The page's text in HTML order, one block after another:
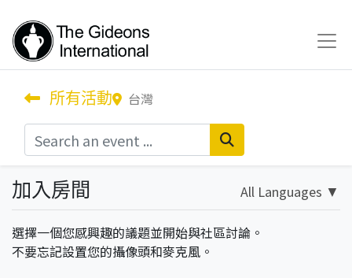
所有活動 台灣
加入房間 All Languages ▼
選擇一個您感興趣的議題並開始與社區討論。
不要忘記設置您的攝像頭和麥克風。